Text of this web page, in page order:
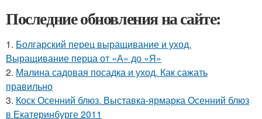
Последние обновления на сайте:
1. Болгарский перец выращивание и уход.
Выращивание перца от «А» до «Я»
2. Малина садовая посадка и уход. Как сажать
правильно
3. Коск Осенний блюз. Выставка-ярмарка Осенний блюз
в Екатеринбурге 2011